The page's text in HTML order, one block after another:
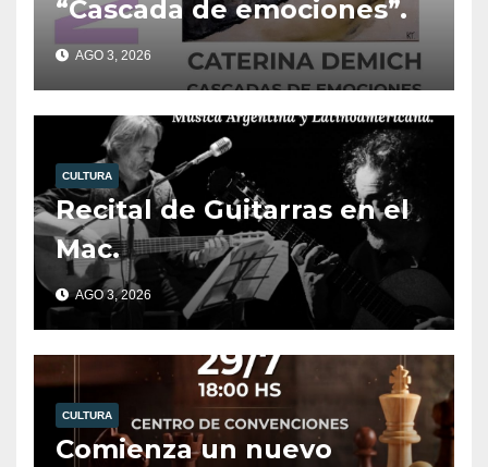
“Cascada de emociones”.
AGO 3, 2026
CULTURA
Recital de Guitarras en el
Mac.
AGO 3, 2026
CULTURA
Comienza un nuevo